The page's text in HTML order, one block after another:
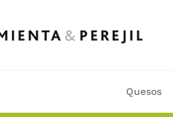
Quesos